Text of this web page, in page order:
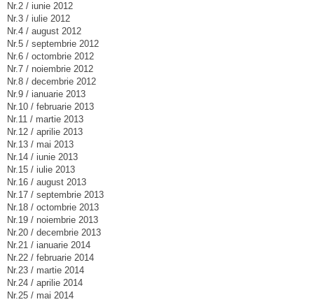
Nr.2 / iunie 2012
Nr.3 / iulie 2012
Nr.4 / august 2012
Nr.5 / septembrie 2012
Nr.6 / octombrie 2012
Nr.7 / noiembrie 2012
Nr.8 / decembrie 2012
Nr.9 / ianuarie 2013
Nr.10 / februarie 2013
Nr.11 / martie 2013
Nr.12 / aprilie 2013
Nr.13 / mai 2013
Nr.14 / iunie 2013
Nr.15 / iulie 2013
Nr.16 / august 2013
Nr.17 / septembrie 2013
Nr.18 / octombrie 2013
Nr.19 / noiembrie 2013
Nr.20 / decembrie 2013
Nr.21 / ianuarie 2014
Nr.22 / februarie 2014
Nr.23 / martie 2014
Nr.24 / aprilie 2014
Nr.25 / mai 2014